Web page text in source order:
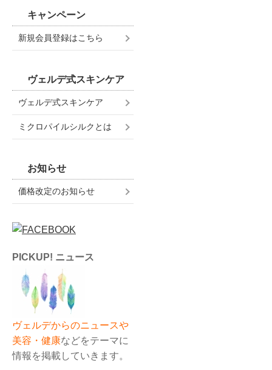
キャンペーン
新規会員登録はこちら
ヴェルデ式スキンケア
ヴェルデ式スキンケア
ミクロパイルシルクとは
お知らせ
価格改定のお知らせ
PICKUP! ニュース
ヴェルデからのニュースや
美容・健康などをテーマに
情報を掲載していきます。